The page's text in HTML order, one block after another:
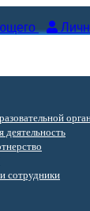
сотрудники